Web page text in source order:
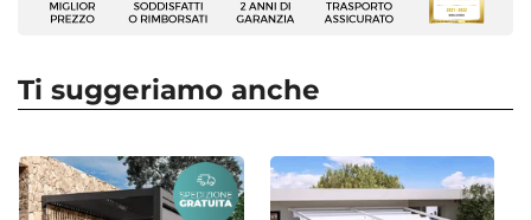
Portavaso
Rettangolare
Dimensioni
Altezza
30 cm
Ti suggeriamo anche